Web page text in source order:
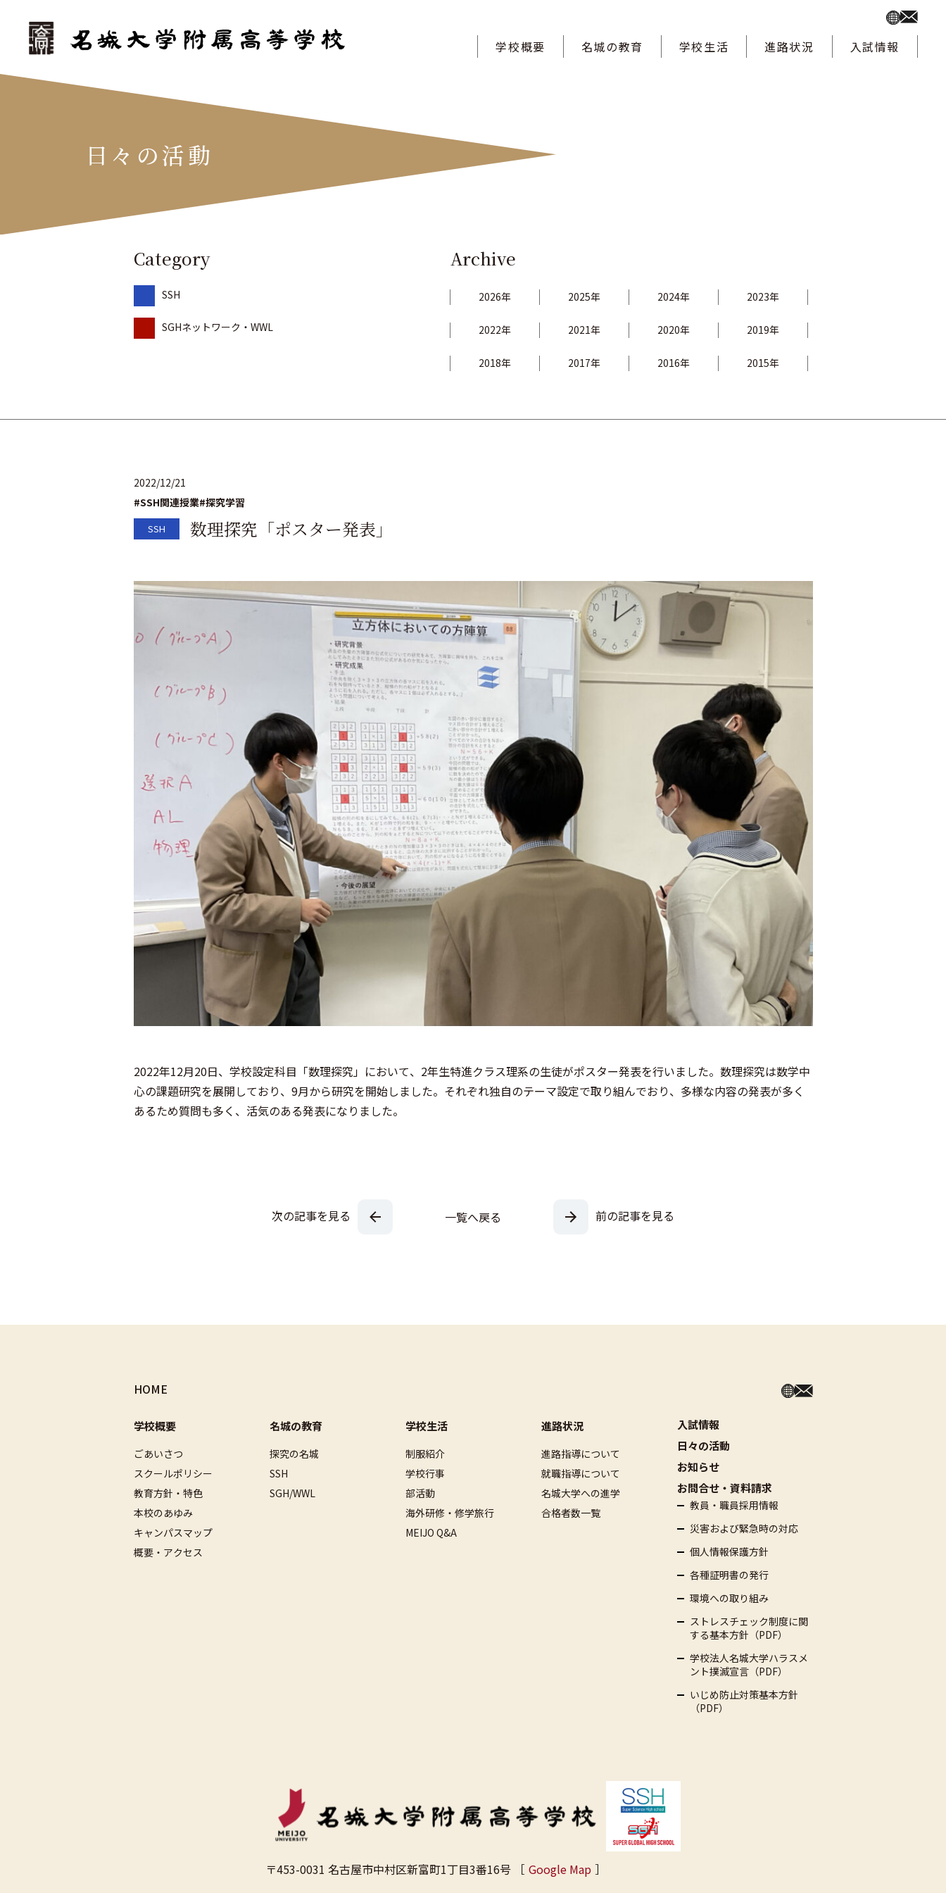
学校概要 名城の教育 学校生活 進路状況 入試情報
日々の活動
Category
SSH
SGHネットワーク・WWL
Archive
2026年 2025年 2024年 2023年
2022年 2021年 2020年 2019年
2018年 2017年 2016年 2015年
数理探究「ポスター発表」
SSH
2022/12/21
#SSH関連授業#探究学習
2022年12月20日、学校設定科目「数理探究」において、2年生特進クラス理系の生徒がポスター発表を行いました。数理探究は数学中
心の課題研究を展開しており、9月から研究を開始しました。それぞれ独自のテーマ設定で取り組んでおり、多様な内容の発表が多く
あるため質問も多く、活気のある発表になりました。
次の記事を見る 一覧へ戻る 前の記事を見る
HOME
学校概要
ごあいさつ
スクールポリシー
教育方針・特色
本校のあゆみ
キャンパスマップ
概要・アクセス
名城の教育
探究の名城
SSH
SGH/WWL
学校生活
制服紹介
学校行事
部活動
海外研修・修学旅行
MEIJO Q&A
進路状況
進路指導について
就職指導について
名城大学への進学
合格者数一覧
入試情報
日々の活動
お知らせ
お問合せ・資料請求
教員・職員採用情報
災害および緊急時の対応
個人情報保護方針
各種証明書の発行
環境への取り組み
ストレスチェック制度に関
する基本方針（PDF）
学校法人名城大学ハラスメ
ント撲滅宣言（PDF）
いじめ防止対策基本方針
（PDF）
〒453-0031 名古屋市中村区新富町1丁目3番16号 ［ Google Map ］